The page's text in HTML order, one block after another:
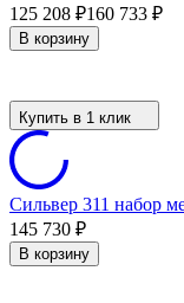
125 208 ₽160 733 ₽
В корзину
Купить в 1 клик
Сильвер 311 набор
145 730 ₽
В корзину